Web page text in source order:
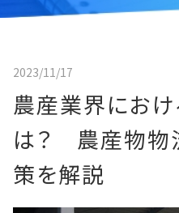
2023/11/17
農産業界にお
は？ 農産物物
策を解説